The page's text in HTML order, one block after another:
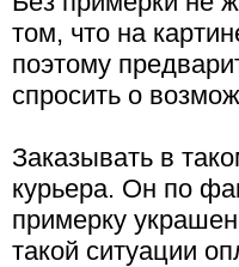
том, что на
поэтому
спросить о
Заказывать в
курьера. Он по
примерку
такой ситуации